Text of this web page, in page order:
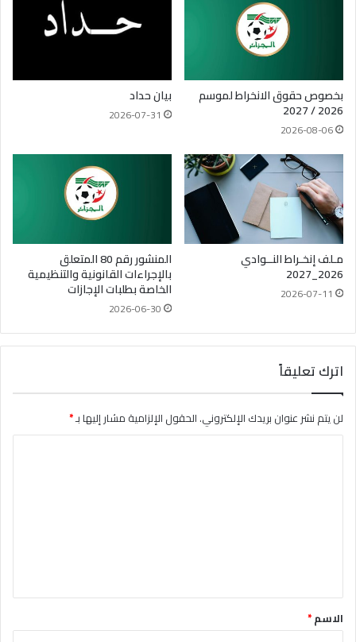
بخصوص حقوق الانخراط لموسم
2026 / 2027
2026-08-06
بيان حداد
2026-07-31
مـلف إنخـراط النــوادي
2026_2027
2026-07-11
المنشور رقم 80 المتعلق
بالإجراءات القانونية والتنظيمية
الخاصة بطلبات الإجازات
2026-06-30
اترك تعليقاً
لن يتم نشر عنوان بريدك الإلكتروني.الحقول الإلزامية مشار إليها بـ*
*الاسم*